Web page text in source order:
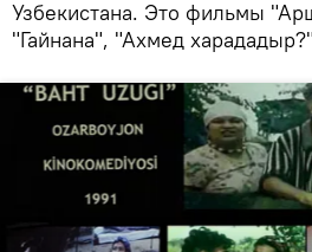
Узбекистана. Это фильмы
"Гайнана", "Ахмед